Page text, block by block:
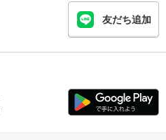
友だち追加